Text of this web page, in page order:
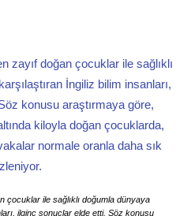
çocuklar ile sağlıklı doğumla dünyaya
ilginç sonuçlar elde etti. Söz konusu